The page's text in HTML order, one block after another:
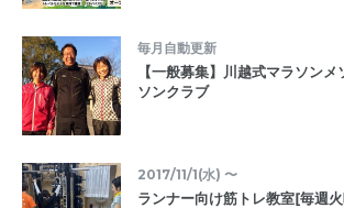
毎月自動更新
【一般募集】川越式マラソン
ソンクラブ
2017/11/1(水) 〜
ランナー向け筋トレ教室[毎週